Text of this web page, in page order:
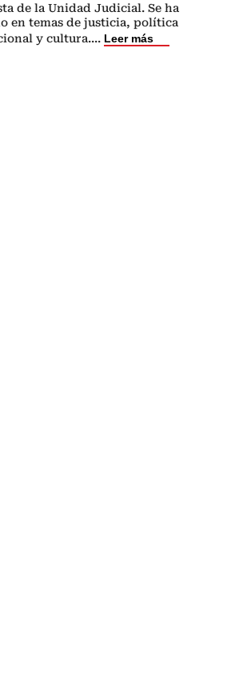
de la Unidad Judicial. Se ha
en temas de justicia, política
y cultura.... Leer más